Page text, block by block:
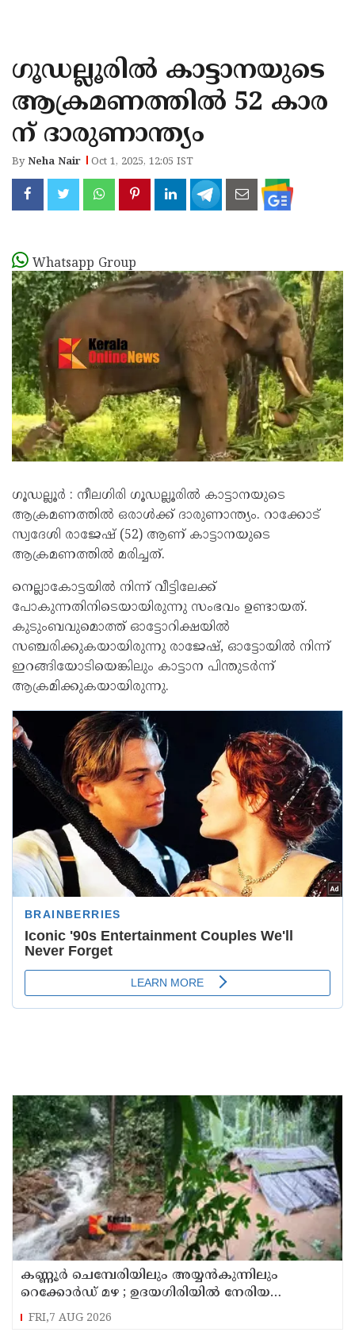
KANNUR
KASARAGOD
ഗൂഡല്ലൂരിൽ കാട്ടാനയുടെ
ആക്രമണത്തിൽ 52 കാര
ന് ദാരുണാന്ത്യം
ByNeha Nair Oct 1, 2025, 12:05 IST
Whatsapp Group
ഗൂഡല്ലൂർ : നീലഗിരി ഗൂഡല്ലൂരിൽ കാട്ടാനയുടെ
ആക്രമണത്തിൽ ഒരാൾക്ക് ദാരുണാന്ത്യം. റാക്കോട്
സ്വദേശി രാജേഷ് (52) ആണ് കാട്ടാനയുടെ
ആക്രമണത്തിൽ മരിച്ചത്.
നെല്ലാകോട്ടയിൽ നിന്ന് വീട്ടിലേക്ക്
പോകുന്നതിനിടെയായിരുന്നു സംഭവം ഉണ്ടായത്.
കുടുംബവുമൊത്ത് ഓട്ടോറിക്ഷയിൽ
സഞ്ചരിക്കുകയായിരുന്നു രാജേഷ്, ഓട്ടോയിൽ നിന്ന്
ഇറങ്ങിയോടിയെങ്കിലും കാട്ടാന പിന്തുടർന്ന്
ആക്രമിക്കുകയായിരുന്നു.
കണ്ണൂർ ചെമ്പേരിയിലും അയ്യൻകുന്നിലും
റെക്കോർഡ് മഴ ; ഉദയഗിരിയിൽ നേരിയ
ഉരുൾപൊട്ടൽ; 13 പേരെ ക്യാമ്പിലേക്ക് മാറ്റി
FRI,7 AUG 2026